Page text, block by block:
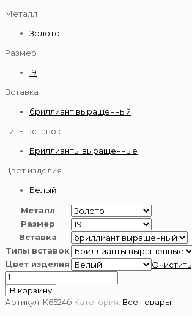
Металл
Золото
Размер
19
Вставка
бриллиант выращенный
Типы вставок
Бриллианты выращенные
Цвет изделия
Белый
Металл
Размер
Вставка
Типы вставок
Цвет изделия
Очистить
Количество
товара
Кольцо
В корзину
Артикул: К6524б Категория: Все товары